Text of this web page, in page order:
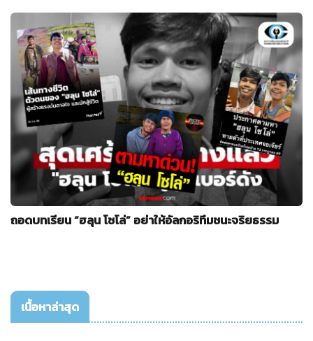
ถอดบทเรียน “ฮลุน โซโล่” อย่าให้อัลกอริทึมชนะจริยธรรม
เนื้อหาล่าสุด